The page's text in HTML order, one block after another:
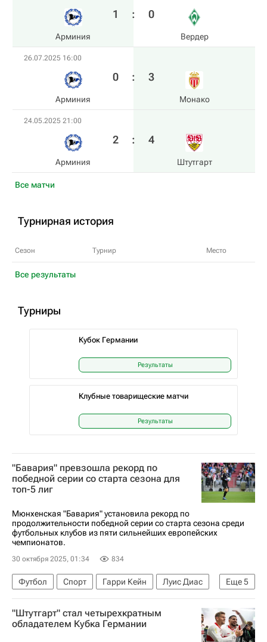
Все матчи
Арминия
1 : 0
Вердер
26.07.2025 16:00
Арминия
0 : 3
Монако
24.05.2025 21:00
Арминия
2 : 4
Штутгарт
Турнирная история
Сезон Турнир Место
Все результаты
Турниры
Кубок Германии
Результаты
Клубные товарищеские матчи
Результаты
"Бавария" превзошла рекорд по
победной серии со старта сезона для
топ-5 лиг
Мюнхенская "Бавария" установила рекорд по
продолжительности победной серии со старта сезона среди
футбольных клубов из пяти сильнейших европейских
чемпионатов.
30 октября 2025, 01:34 834
Еще5
Футбол Спорт Гарри Кейн
Луис Диас
Рагнар Ахе
Бавария
Кельн (футбол)
Кубок Германии по футболу
Кубок Германии
"Штутгарт" стал четырехкратным
обладателем Кубка Германии